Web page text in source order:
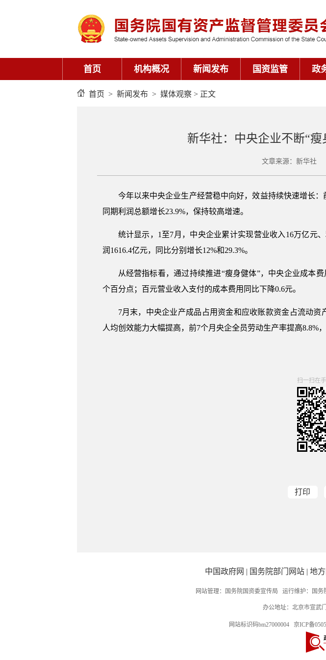
首页 机构概况 新闻发布 国资监管 政
首页 > 新闻发布 > 媒体观察 > 正文
新华社：中央企业不断“
文章来源：新华社
今年以来中央企业生产经营稳中向好，效益持续快速增长
同期利润总额增长23.9%，保持较高增速。
统计显示，1至7月，中央企业累计实现营业收入16万亿元
润1616.4亿元，同比分别增长12%和29.3%。
从经营指标看，通过持续推进“瘦身健体”，中央企业成本
个百分点；百元营业收入支付的成本费用同比下降0.6元。
7月末，中央企业产成品占用资金和应收账款资金占流动资
人均创效能力大幅提高，前7个月央企全员劳动生产率提高8.8%
扫一扫在
打印